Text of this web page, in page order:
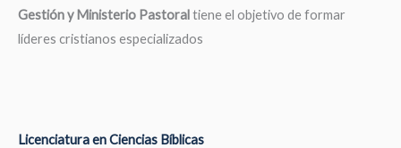
Gestión y Ministerio Pastoraltiene el objetivo de formar
líderes cristianos especializados
Licenciatura en Ciencias Bíblicas